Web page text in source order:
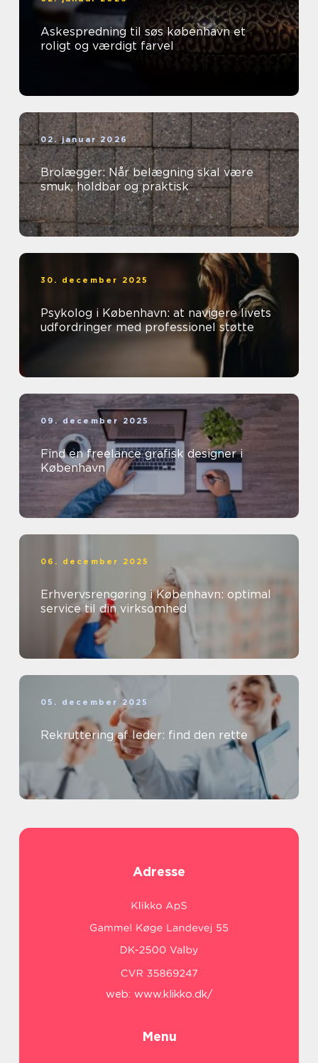
Askespredning til søs københavn et
roligt og værdigt farvel
02. januar 2026
Brolægger: Når belægning skal være
smuk, holdbar og praktisk
30. december 2025
Psykolog i København: at navigere livets
udfordringer med professionel støtte
09. december 2025
Find en freelance grafisk designer i
København
06. december 2025
Erhvervsrengøring i København: optimal
service til din virksomhed
05. december 2025
Rekruttering af leder: find den rette
Adresse
web: www.klikko.dk/
Menu